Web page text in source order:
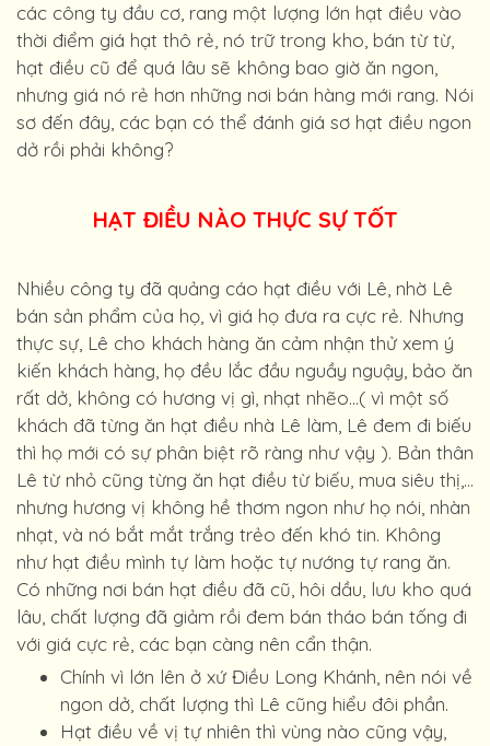
các công ty đầu cơ, rang một lượng lớn hạt điều vào
thời điểm giá hạt thô rẻ, nó trữ trong kho, bán từ từ,
hạt điều cũ để quá lâu sẽ không bao giờ ăn ngon,
nhưng giá nó rẻ hơn những nơi bán hàng mới rang. Nói
sơ đến đây, các bạn có thể đánh giá sơ hạt điều ngon
dở rồi phải không?
HẠT ĐIỀU NÀO THỰC SỰ TỐT
Nhiều công ty đã quảng cáo hạt điều với Lê, nhờ Lê
bán sản phẩm của họ, vì giá họ đưa ra cực rẻ. Nhưng
thực sự, Lê cho khách hàng ăn cảm nhận thử xem ý
kiến khách hàng, họ đều lắc đầu nguầy nguậy, bảo ăn
rất dở, không có hương vị gì, nhạt nhẽo…( vì một số
khách đã từng ăn hạt điều nhà Lê làm, Lê đem đi biếu
thì họ mới có sự phân biệt rõ ràng như vậy ). Bản thân
Lê từ nhỏ cũng từng ăn hạt điều từ biếu, mua siêu thị,...
nhưng hương vị không hề thơm ngon như họ nói, nhàn
nhạt, và nó bắt mắt trắng trẻo đến khó tin. Không
như hạt điều mình tự làm hoặc tự nướng tự rang ăn.
Có những nơi bán hạt điều đã cũ, hôi dầu, lưu kho quá
lâu, chất lượng đã giảm rồi đem bán tháo bán tống đi
với giá cực rẻ, các bạn càng nên cẩn thận.
Chính vì lớn lên ở xứ Điều Long Khánh, nên nói về
ngon dở, chất lượng thì Lê cũng hiểu đôi phần.
Hạt điều về vị tự nhiên thì vùng nào cũng vậy,